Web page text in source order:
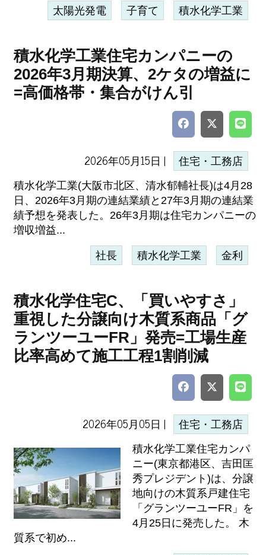
太陽光発電 子育て 積水化学工業
積水化学工業住宅カンパニーの
2026年3月期決算、2ケタの増益に
=高価格帯・集合がけん引
2026年05月15日 | 住宅・工務店
積水化学工業(大阪市北区、清水郁輔社長)は4月28
日、2026年3月期の連結業績と27年3月期の連結業
績予想を発表した。26年3月期は住宅カンパニーの
増収増益...
社長 積水化学工業 金利
積水化学住宅C、「買いやすさ」
重視した分譲向け木質系商品「グ
ランツーユーFR」発売=工場生産
比率高めて施工工程1割削減
2026年05月05日 | 住宅・工務店
積水化学工業住宅カンパ
ニー(東京都港区、吉田匡
秀プレジデント)は、分譲
地向けの木質系戸建住宅
「グランツーユーFR」を
4月25日に発売した。 木
質系で初め...